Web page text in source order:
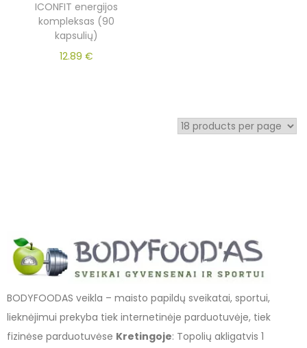
ICONFIT energijos
kompleksas (90
kapsulių)
12.89€
BODYFOODAS veikla – maisto papildų sveikatai, sportui,
lieknėjimui prekyba tiek internetinėje parduotuvėje, tiek
fizinėse parduotuvėse Kretingoje: Topolių akligatvis 1